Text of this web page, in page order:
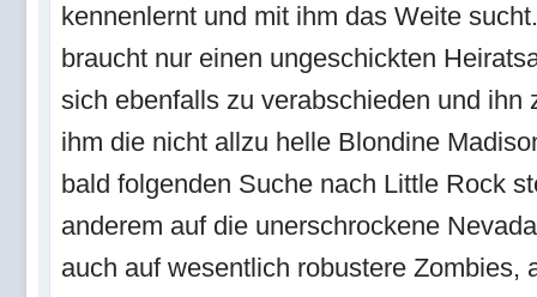
kennenlernt und mit ihm das Weite
braucht nur einen ungeschickten
sich ebenfalls zu verabschieden und ihn
ihm die nicht allzu helle Blondine
bald folgenden Suche nach Little Rock
anderem auf die unerschrockene
auch auf wesentlich robustere Zombies,